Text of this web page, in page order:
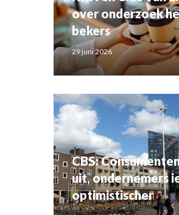
over onderzoek
bekers
29 juni 2026
CBS:
uit, ondernemers
optimistischer